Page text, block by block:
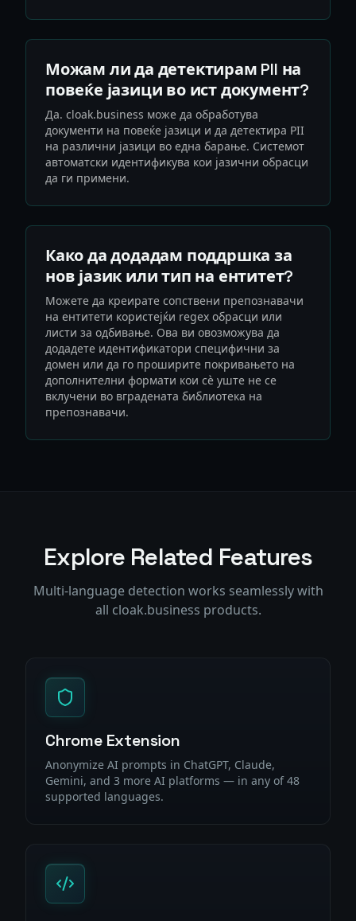
Можам ли да детектирам PII на
повеќе јазици во ист документ?
Да. cloak.business може да обработува
документи на повеќе јазици и да детектира PII
на различни јазици во една барање. Системот
автоматски идентификува кои јазични обрасци
да ги примени.
Како да додадам поддршка за
нов јазик или тип на ентитет?
Можете да креирате сопствени препознавачи
на ентитети користејќи regex обрасци или
листи за одбивање. Ова ви овозможува да
додадете идентификатори специфични за
домен или да го проширите покривањето на
дополнителни формати кои сè уште не се
вклучени во вградената библиотека на
препознавачи.
Explore Related Features
Multi-language detection works seamlessly with
all cloak.business products.
Chrome Extension
Anonymize AI prompts in ChatGPT, Claude,
Gemini, and 3 more AI platforms — in any of 48
supported languages.